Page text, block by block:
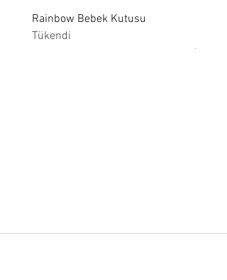
Rainbow Bebek Kutusu
Tükendi
Tükendi